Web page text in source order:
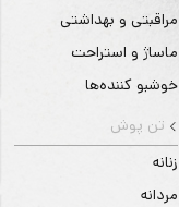
مراقبتی و بهداشتی
ماساژ و استراحت
خوشبو کننده‌ها
تن پوش
زنانه
مردانه